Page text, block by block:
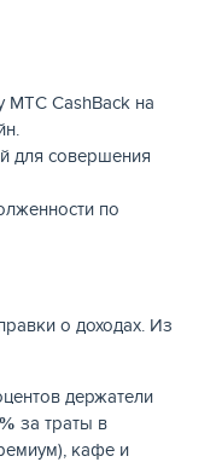
МТС CashBack на
для совершения
по
о доходах. Из
держатели
за траты в
кафе и